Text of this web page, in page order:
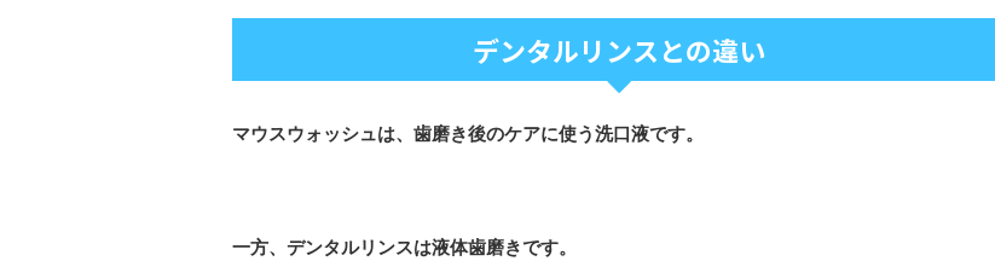
デンタルリンスとの違い
マウスウォッシュは、歯磨き後のケアに使う洗口液です。
一方、デンタルリンスは液体歯磨きです。